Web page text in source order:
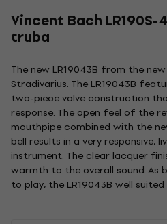
Vincent Bach
truba
The new LR19043B from the
Stradivarius. The LR19043B
two-piece valve construction
response. The open feel of the
mouthpipe combined with the
bell results in a very responsive,
instrument. The clear lacquer
warmth to the overall sound.
to play, the LR19043B well